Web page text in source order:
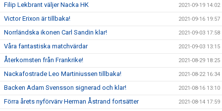
Filip Lekbrant väljer Nacka HK 2021-09-19 14:02
Victor Erixon är tillbaka! 2021-09-16 19:57
Norrländska ikonen Carl Sandin klar! 2021-09-03 17:58
Våra fantastiska matchvärdar 2021-09-03 13:15
Återkomsten från Frankrike! 2021-08-29 18:25
Nackafostrade Leo Martiniussen tillbaka! 2021-08-22 16:34
Backen Adam Svensson signerad och klar! 2021-08-16 13:10
Förra årets nyförvärv Herman Åstrand fortsätter 2021-08-14 17:59